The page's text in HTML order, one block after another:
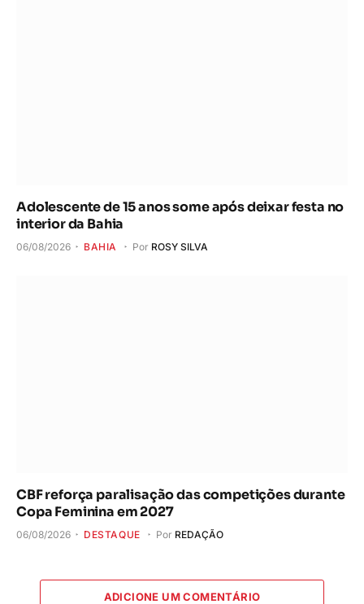
Adolescente de 15 anos some após deixar festa no
interior da Bahia
06/08/2026 BAHIA Por ROSY SILVA
CBF reforça paralisação das competições durante
Copa Feminina em 2027
06/08/2026 DESTAQUE Por REDAÇÃO
ADICIONE UM COMENTÁRIO